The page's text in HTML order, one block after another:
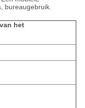
bureaugebruik.
het